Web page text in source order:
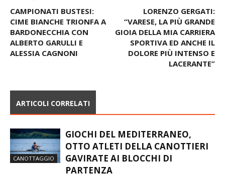
CAMPIONATI BUSTESI:
CIME BIANCHE TRIONFA A
BARDONECCHIA CON
ALBERTO GARULLI E
ALESSIA CAGNONI
LORENZO GERGATI:
“VARESE, LA PIÙ GRANDE
GIOIA DELLA MIA CARRIERA
SPORTIVA ED ANCHE IL
DOLORE PIÙ INTENSO E
LACERANTE”
ARTICOLI CORRELATI
CANOTTAGGIO
GIOCHI DEL MEDITERRANEO,
OTTO ATLETI DELLA CANOTTIERI
GAVIRATE AI BLOCCHI DI
PARTENZA